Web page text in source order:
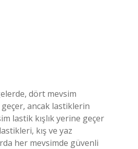
dört mevsim
ancak lastiklerin
lastik kışlık yerine geçer
kış ve yaz
her mevsimde güvenli